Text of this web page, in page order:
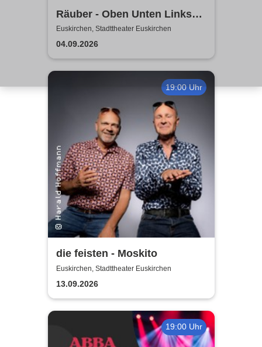
Räuber - Oben Unten Links
Rechts
Euskirchen, Stadttheater Euskirchen
04.09.2026
19:00 Uhr
die feisten - Moskito
Euskirchen, Stadttheater Euskirchen
13.09.2026
19:00 Uhr